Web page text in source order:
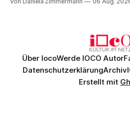
psychologische Tiefe mit starken
Über IocoWerde IOCO Autor
DatenschutzerklärungArchiv
Erstellt mit